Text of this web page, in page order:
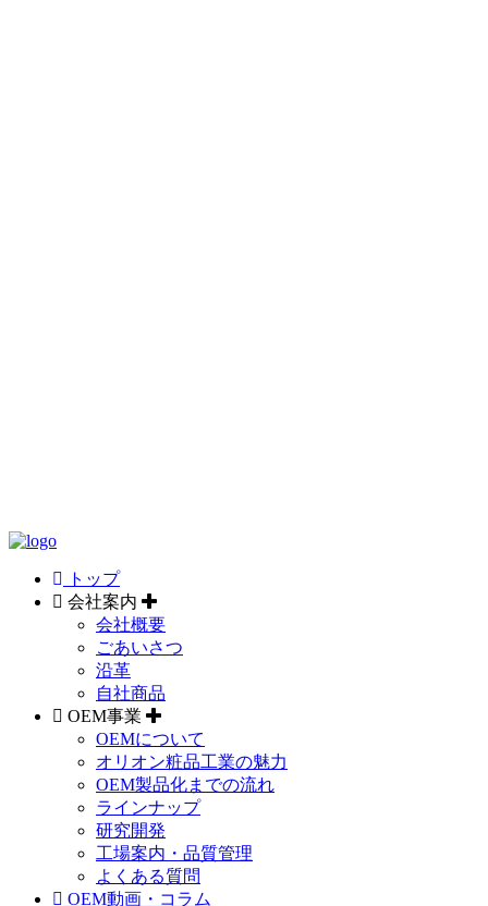
トップ
会社案内
会社概要
ごあいさつ
沿革
自社商品
OEM事業
OEMについて
オリオン粧品工業の魅力
OEM製品化までの流れ
ラインナップ
研究開発
工場案内・品質管理
よくある質問
OEM動画・コラム